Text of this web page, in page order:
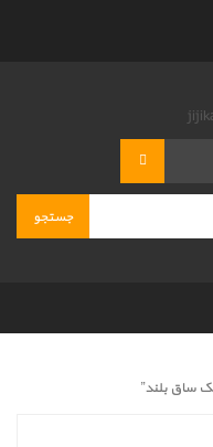
ساق بلند”